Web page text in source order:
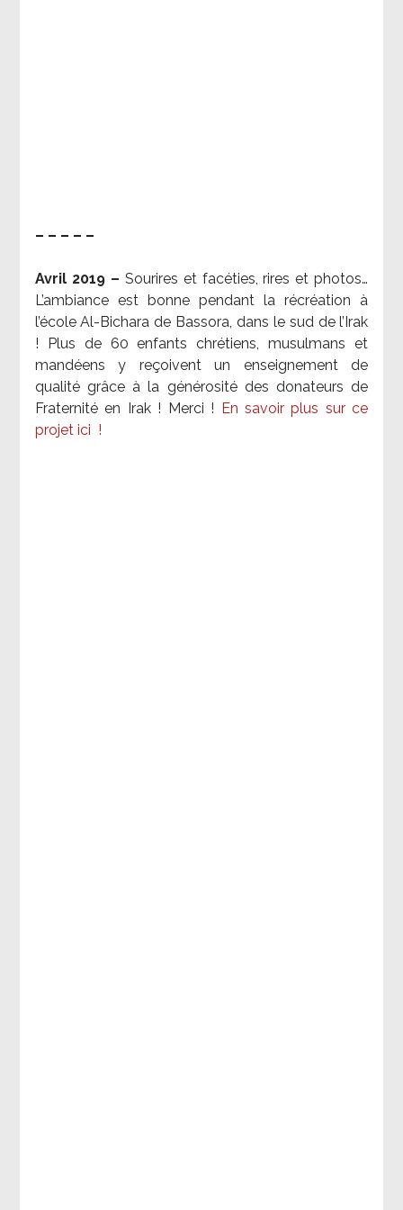
– – – – –
Avril 2019 – Sourires et facéties, rires et photos…
L’ambiance est bonne pendant la récréation à
l’école Al-Bichara de Bassora, dans le sud de l’Irak
! Plus de 60 enfants chrétiens, musulmans et
mandéens y reçoivent un enseignement de
qualité grâce à la générosité des donateurs de
Fraternité en Irak ! Merci !
En savoir plus sur ce
projet ici !